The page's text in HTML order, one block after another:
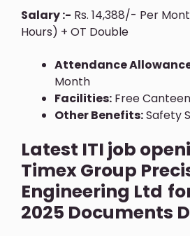
Salary :- Rs. 14,388/- Per
Hours) + OT Double
Attendance
Month
Facilities: Free
Other Benefits:Safety
Latest ITI job
Timex Group
Engineering Ltd
2025 Documents